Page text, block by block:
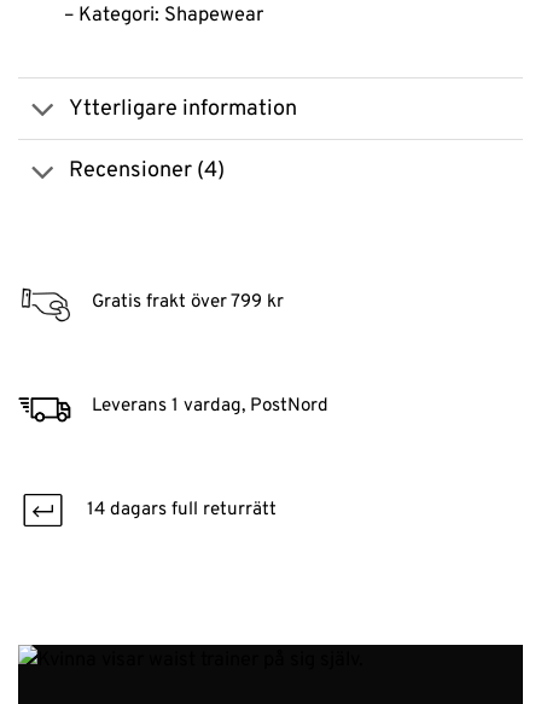
– Kategori: Shapewear
Ytterligare information
Recensioner (4)
Gratis frakt över 799 kr
Leverans 1 vardag, PostNord
14 dagars full returrätt